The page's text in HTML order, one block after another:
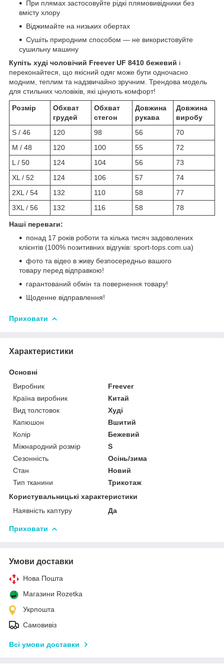
При плямах застосовуйте рідкі плямовивідники без
вмісту хлору
Віджимайте на низьких обертах
Сушіть природним способом — не використовуйте
сушильну машину
Купіть худі чоловічий Freever UF 8410 бежевий і
переконайтеся, що якісний одяг може бути одночасно
модним, теплим та надзвичайно зручним. Трендова модель
для стильних чоловіків, які цінують комфорт!
Розмір
Обхват
грудей
Обхват
стегон
Довжина
рукава
Довжина
виробу
S / 46
120 98 56
70
M / 48
120 100 55
72
L / 50
124 104 56
73
XL / 52
124 106 57
74
2XL / 54
132 110 58
77
3XL / 56
132 116 58 78
Наші переваги:
понад 17 років роботи та кілька тисяч задоволених
клієнтів (100% позитивних відгуків: sport-tops.com.ua)
фото та відео в живу безпосередньо вашого
товару перед відправкою!
гарантований обмін та повернення товару!
Щоденне відправлення!
Приховати
Характеристики
Основні
Виробник
Freever
Країна виробник
Китай
Вид толстовок
Худі
Капюшон
Вшитий
Колір
Бежевий
Міжнародний розмір
S
Сезонність
Осінь/зима
Стан
Новий
Тип тканини
Трикотаж
Користувальницькі характеристики
Наявність каптуру
Да
Приховати
Умови доставки
Нова Пошта
Магазини Rozetka
Укрпошта
Самовивіз
Всі умови доставки